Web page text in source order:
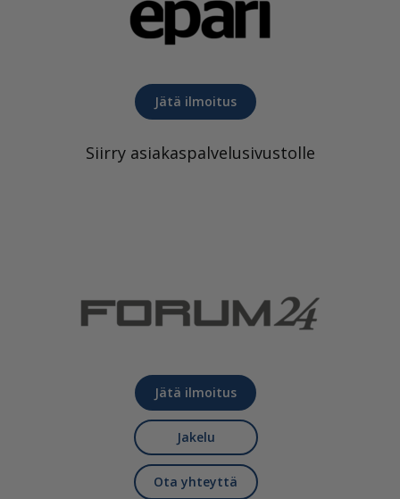
Jätä ilmoitus
Siirry asiakaspalvelusivustolle
Jätä ilmoitus
Jakelu
Ota yhteyttä